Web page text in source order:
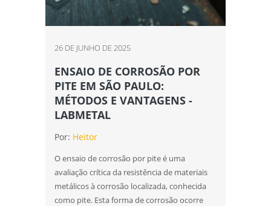
Ensaios mecânicos de materiais
metálicos
Ensaios mecânicos e metalúrgicos
Inspetor de solda qualificação
Inspeção de solda
Laboratório de análise química
Laboratório de ensaios
Laboratório de ensaios mecânicos
26 DE JUNHO DE 2025
ENSAIO DE CORROSÃO POR
PITE EM SÃO PAULO:
MÉTODOS E VANTAGENS -
LABMETAL
Por: Heitor
O ensaio de corrosão por pite é uma
avaliação crítica da resistência de materiais
metálicos à corrosão localizada, conhecida
como pite. Esta forma de corrosão ocorre